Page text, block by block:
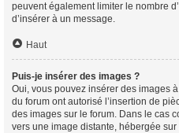
peuvent également limiter le nombre
d’insérer à un message.
Haut
Puis-je insérer des images ?
Oui, vous pouvez insérer des images
du forum ont autorisé l’insertion de
des images sur le forum. Dans le cas
vers une image distante, hébergée